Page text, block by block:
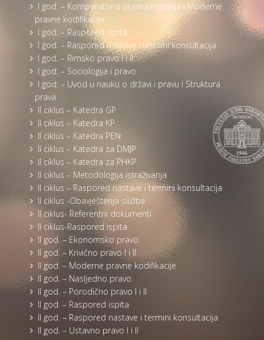
I god. – Komparativna pravna historija i Moderne
pravne kodifikacije
I god. – Raspored ispita
I god. – Raspored nastave i termini konsultacija
I god. – Rimsko pravo I i II
I god. – Sociologija i pravo
I god. – Uvod u nauku o državi i pravu i Struktura
prava
II ciklus – Katedra GP
II ciklus – Katedra KP
II ciklus – Katedra PEN
II ciklus – Katedra za DMJP
II ciklus – Katedra za PHKP
II ciklus – Metodologija istraživanja
II ciklus – Raspored nastave i termini konsultacija
II ciklus -Obavještenja službe
II ciklus- Referentni dokumenti
II ciklus-Raspored ispita
II god. – Ekonomsko pravo
II god. – Krivično pravo I i II
II god. – Moderne pravne kodifikacije
II god. – Nasljedno pravo
II god. – Porodično pravo I i II
II god. – Raspored ispita
II god. – Raspored nastave i termini konsultacija
II god. – Ustavno pravo I i II